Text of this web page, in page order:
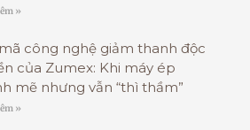
»
mã công nghệ giảm thanh độc
của Zumex: Khi máy ép
mẽ nhưng vẫn “thì thầm”
»